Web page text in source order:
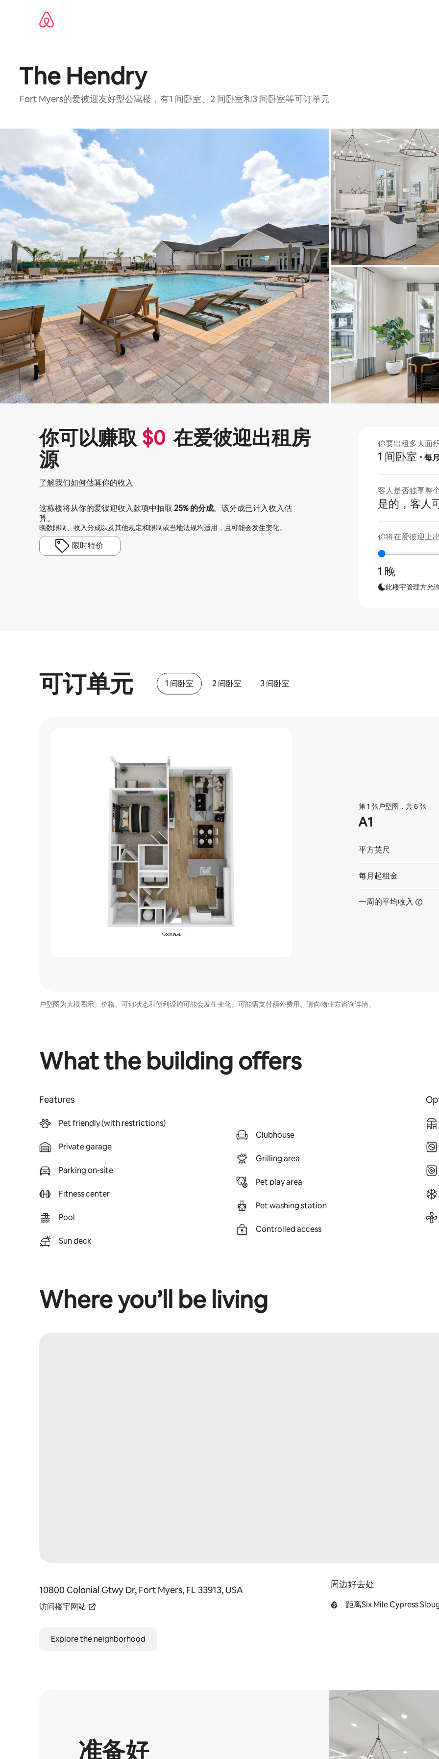
The Hendry
Fort Myers的爱彼迎友好型公寓楼，有1 间卧室、2 间卧室和3 间卧室等可订单元
你可以赚取 $0 在爱彼迎出租房
源
了解我们如何估算你的收入
这栋楼将从你的爱彼迎收入款项中抽取 25%的分成。该分成已计入收入估
算。
晚数限制、收入分成以及其他规定和限制或当地法规均适用，且可能会发生变化。
限时特价
你要出租多大面
1 间卧室 ·每
客人是否独享整
是的，客人
你将在爱彼迎上
1 晚
此楼宇管理方允
可订单元 1 间卧室 2 间卧室 3 间卧室
第 1 张户型图，共 6 张
A1
平方英尺
每月起租金
一周的平均收入
户型图为大概图示。价格、可订状态和便利设施可能会发生变化。可能需支付额外费用。请向物业方咨询详情。
What the building offers
Features
Pet friendly (with restrictions)
Private garage
Parking on-site
Fitness center
Pool
Sun deck
Clubhouse
Grilling area
Pet play area
Pet washing station
Controlled access
Where you’ll be living
10800 Colonial Gtwy Dr, Fort Myers, FL 33913, USA
访问楼宇网站
Explore the neighborhood
周边好去处
距离Six Mile Cypress
准备好